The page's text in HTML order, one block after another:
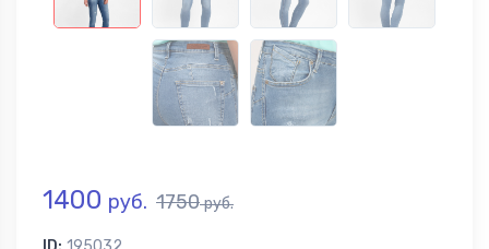
1400 руб. 1750руб.